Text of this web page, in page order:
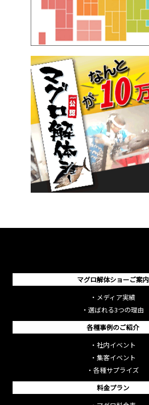
マグロ解体ショーご案内
・ メディア実績
・ 選ばれる3つの理由
各種事例のご紹介
・ 社内イベント
・ 集客イベント
・ 各種サプライズ
料金プラン